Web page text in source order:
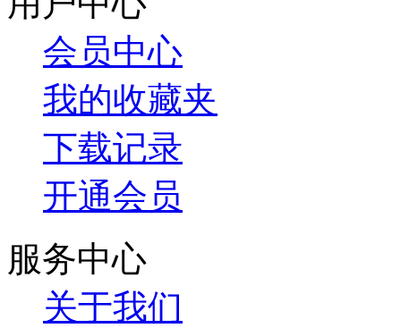
会员中心
我的收藏夹
下载记录
开通会员
服务中心
关于我们